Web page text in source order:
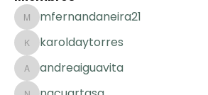
mfernandaneira21
mfernandaneira21
karoldaytorres
karoldaytorres
andreaiguavita
andreaiguavita